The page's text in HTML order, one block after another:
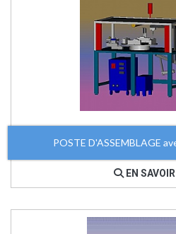
POSTE D'ASSEMBLAGE
EN